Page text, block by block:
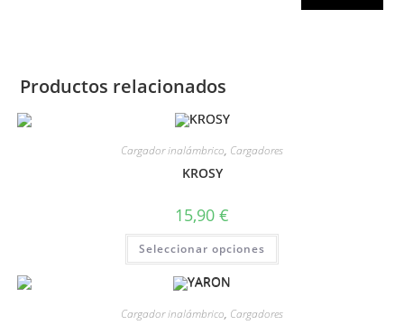
Productos relacionados
Cargador inalámbrico, Cargadores
KROSY
15,90 €
Seleccionar opciones
Cargador inalámbrico, Cargadores